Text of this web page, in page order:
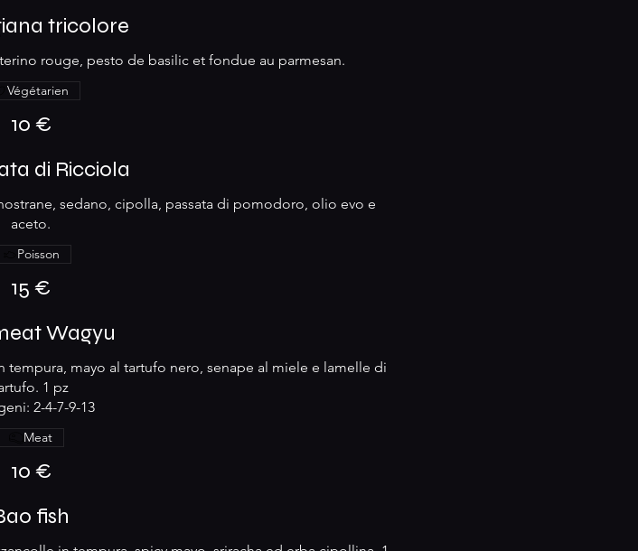
tricolore
rouge, pesto de basilic et fondue au parmesan.
10 €
Végétarien
di Ricciola
sedano, cipolla, passata di pomodoro, olio evo e
aceto.
15 €
Poisson
Wagyu
mayo al tartufo nero, senape al miele e lamelle di
1 pz
2-4-7-9-13
10 €
Meat
fish